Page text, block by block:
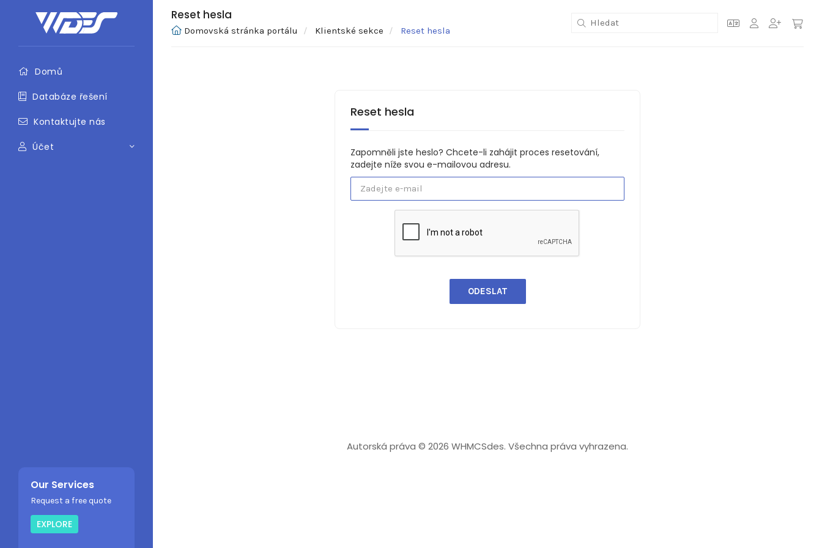
Domů
Databáze řešení
Kontaktujte nás
Účet
Our Services
Request a free quote
EXPLORE
Reset hesla
Domovská stránka portálu Klientské sekce Reset hesla
Reset hesla
Zapomněli jste heslo? Chcete-li zahájit proces resetování,
zadejte níže svou e-mailovou adresu.
ODESLAT
Autorská práva © 2026 WHMCSdes. Všechna práva vyhrazena.